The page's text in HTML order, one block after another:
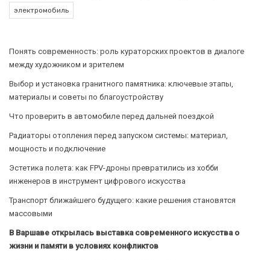
электромобиль
Понять современность: роль кураторских проектов в диалоге
между художником и зрителем
Выбор и установка гранитного памятника: ключевые этапы,
материалы и советы по благоустройству
Что проверить в автомобиле перед дальней поездкой
Радиаторы отопления перед запуском системы: материал,
мощность и подключение
Эстетика полета: как FPV-дроны превратились из хобби
инженеров в инструмент цифрового искусства
Транспорт ближайшего будущего: какие решения становятся
массовыми
В Варшаве открылась выставка современного искусства о
жизни и памяти в условиях конфликтов